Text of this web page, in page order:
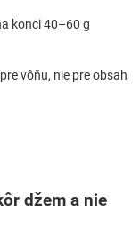
konci 40–60 g
vôňu, nie pre obsah
džem a nie